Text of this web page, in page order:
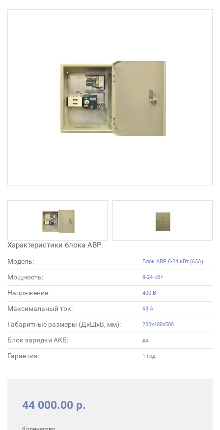
Характеристики блока АВР:
Модель: Блок АВР 8-24 кВт (63А)
Мощность: 8-24 кВт
Напряжение: 400 В
Максимальный ток: 63 А
Габаритные размеры (ДхШхВ, мм): 200х400х500
Блок зарядки АКБ: да
Гарантия: 1 год
44 000.00 р.